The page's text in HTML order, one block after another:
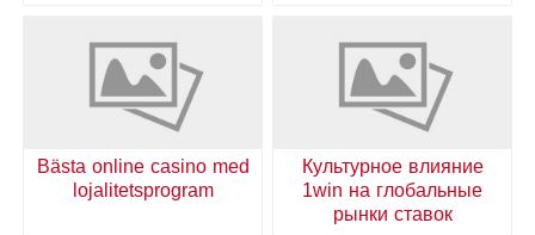
Культурное влияние
1win на глобальные
рынки ставок
Bästa online casino med
lojalitetsprogram